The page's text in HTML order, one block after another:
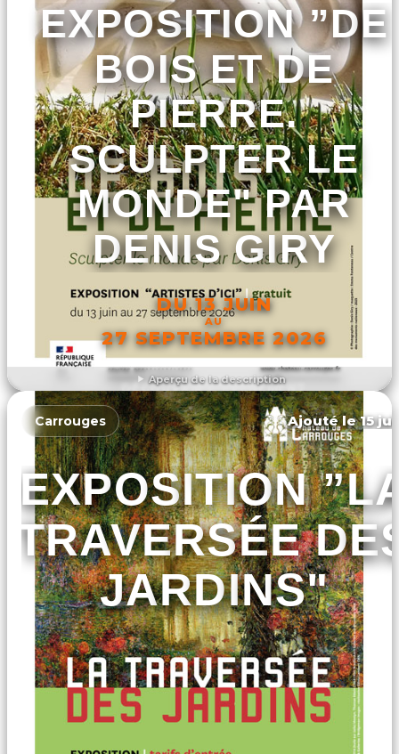
Aperçu de la description
EXPOSITION ”DE
BOIS ET DE
PIERRE.
SCULPTER LE
MONDE" PAR
DENIS GIRY
DU 13 JUIN
AU
27 SEPTEMBRE 2026
DÉCOUVRIR L'ÉVÉNEMENT
Carrouges Ajouté le 15
EXPOSITION
TRAVERSÉE
JARDINS"